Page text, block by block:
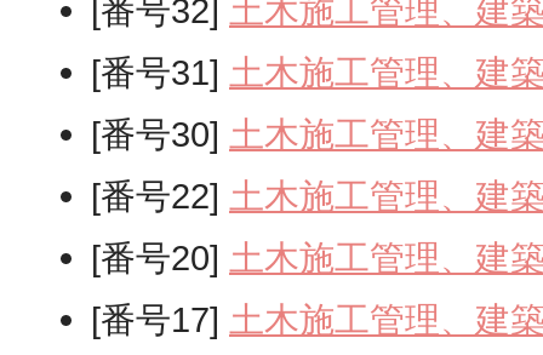
[番号32] 土木施工管理、建
[番号31] 土木施工管理、建
[番号30] 土木施工管理、建
[番号22] 土木施工管理、建
[番号20] 土木施工管理、建
[番号17] 土木施工管理、建